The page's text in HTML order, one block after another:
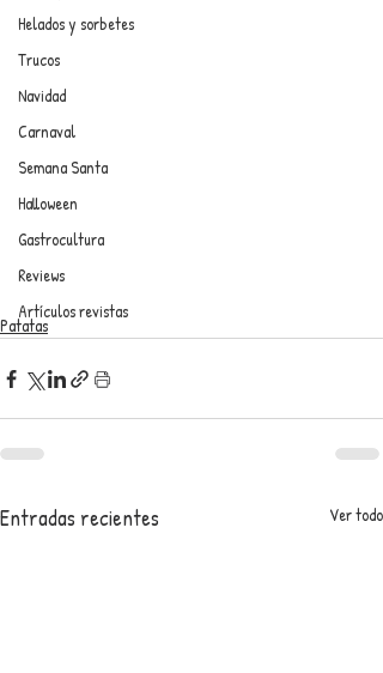
Helados y sorbetes
Trucos
Navidad
Carnaval
Semana Santa
Halloween
Gastrocultura
Reviews
Artículos revistas
Patatas
Entradas recientes Ver todo